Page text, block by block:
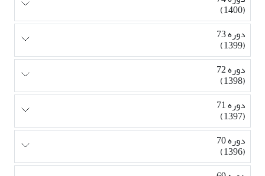
(1400)
دوره 73
(1399)
دوره 72
(1398)
دوره 71
(1397)
دوره 70
(1396)